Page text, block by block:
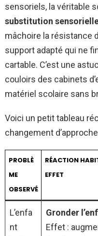
sensoriels, la véritable
substitution
mâchoire la résistance
support adapté qui ne
cartable. C’est une
couloirs des cabinets
matériel scolaire sans
Voici un petit tableau
changement
PROBLÈ
ME
OBSERVÉ
RÉACTION
EFFET
L’enfa
nt
Gronder
Effet :